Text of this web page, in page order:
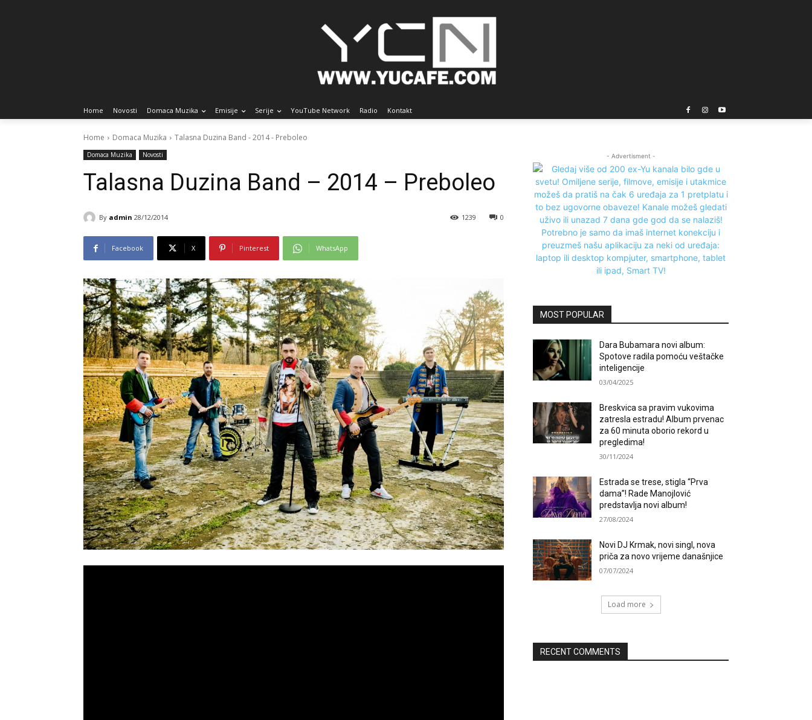
Home Novosti Domaca Muzika Emisije Serije YouTube Network Radio Kontakt
Home Domaca Muzika Talasna Duzina Band - 2014 - Preboleo
Domaca Muzika Novosti
Talasna Duzina Band – 2014 – Preboleo
By admin 28/12/2014 0
1239
Facebook X Pinterest WhatsApp
- Advertisment -
MOST POPULAR
Dara Bubamara novi album:
Spotove radila pomoću veštačke
inteligencije
03/04/2025
Breskvica sa pravim vukovima
zatresla estradu! Album prvenac
za 60 minuta oborio rekord u
pregledima!
30/11/2024
Estrada se trese, stigla “Prva
dama”! Rade Manojlović
predstavlja novi album!
27/08/2024
Novi DJ Krmak, novi singl, nova
priča za novo vrijeme današnjice
07/07/2024
Load more
RECENT COMMENTS